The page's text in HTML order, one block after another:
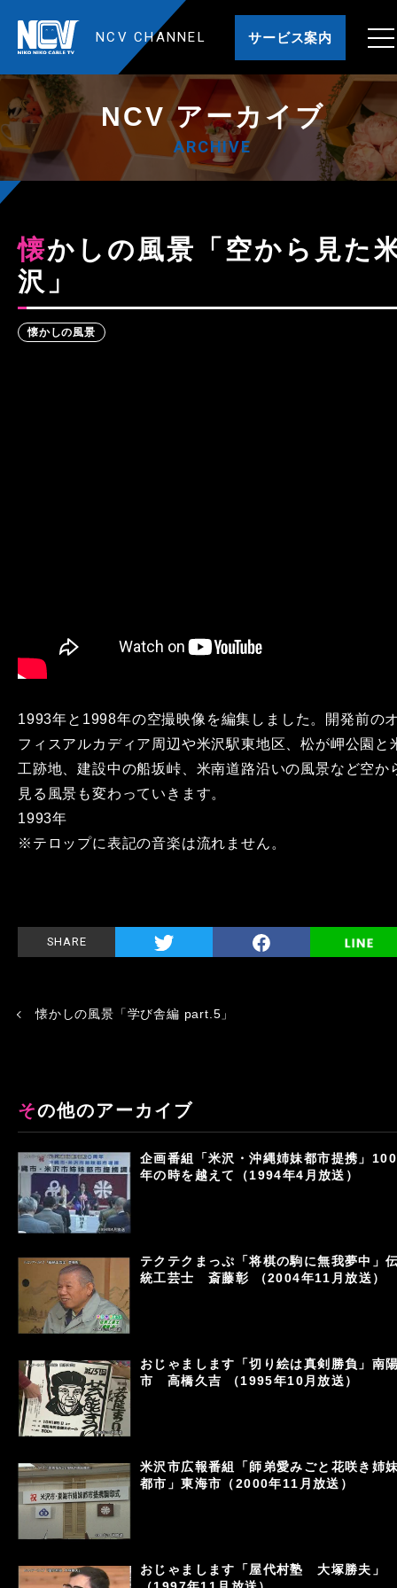
NCV CHANNEL サービス案内
NCV アーカイブ
ARCHIVE
懐かしの風景「空から見た米
沢」
懐かしの風景
1993年と1998年の空撮映像を編集しました。開発前の
フィスアルカディア周辺や米沢駅東地区、松が岬公園と
工跡地、建設中の船坂峠、米南道路沿いの風景など空か
見る風景も変わっていきます。
1993年
※テロップに表記の音楽は流れません。
SHARE
懐かしの風景「学び舎編 part.5」
その他のアーカイブ
企画番組「米沢・沖縄姉妹都市提携」100
年の時を越えて（1994年4月放送）
テクテクまっぷ「将棋の駒に無我夢中」
統工芸士 斎藤彰 （2004年11月放送）
おじゃまします「切り絵は真剣勝負」南
市 高橋久吉 （1995年10月放送）
米沢市広報番組「師弟愛みごと花咲き姉
都市」東海市（2000年11月放送）
おじゃまします「屋代村塾 大塚勝夫」